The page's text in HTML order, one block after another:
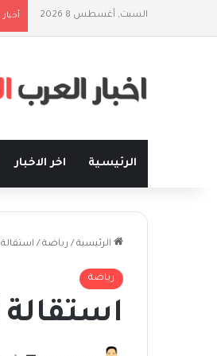
السبت, أغسطس 8 2026
الرئيسية اخر الاخبار
الرئيسية / رياضة /
رياضة
استقالة